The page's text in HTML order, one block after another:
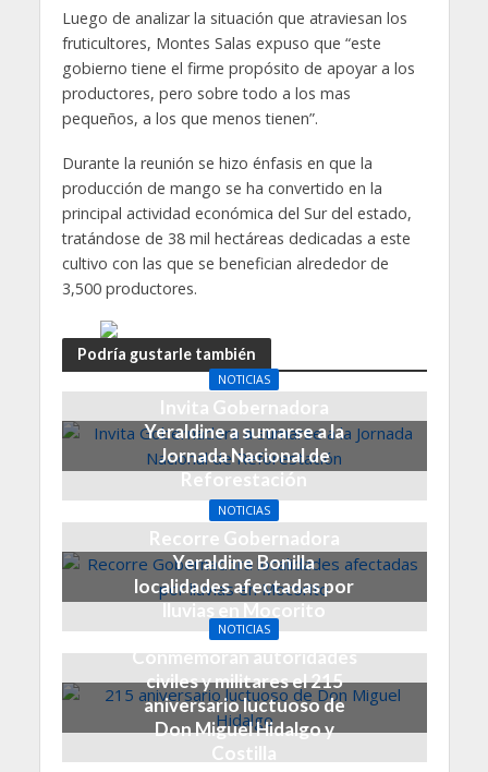
Luego de analizar la situación que atraviesan los
fruticultores, Montes Salas expuso que “este
gobierno tiene el firme propósito de apoyar a los
productores, pero sobre todo a los mas
pequeños, a los que menos tienen”.
Durante la reunión se hizo énfasis en que la
producción de mango se ha convertido en la
principal actividad económica del Sur del estado,
tratándose de 38 mil hectáreas dedicadas a este
cultivo con las que se benefician alrededor de
3,500 productores.
Podría gustarle también
NOTICIAS
Invita Gobernadora
Yeraldine a sumarse a la
Jornada Nacional de
Reforestación
1 día hace
NOTICIAS
Recorre Gobernadora
Yeraldine Bonilla
localidades afectadas por
lluvias en Mocorito
6 días hace
NOTICIAS
Conmemoran autoridades
civiles y militares el 215
aniversario luctuoso de
Don Miguel Hidalgo y
Costilla